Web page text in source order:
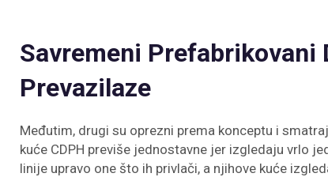
Savremeni Prefabrikovani
Prevazilaze
Međutim, drugi su oprezni prema konceptu i
kuće CDPH previše jednostavne jer izgledaju vrlo
linije upravo one što ih privlači, a njihove kuće